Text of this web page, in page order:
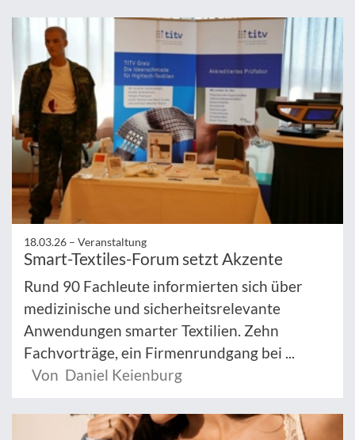
18.03.26 – Veranstaltung
Smart-Textiles-Forum setzt Akzente
Rund 90 Fachleute informierten sich über
medizinische und sicherheitsrelevante
Anwendungen smarter Textilien. Zehn
Fachvorträge, ein Firmenrundgang bei ...
Von Daniel Keienburg